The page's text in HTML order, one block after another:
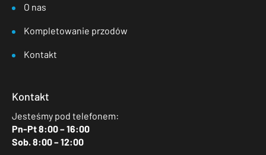
O nas
Kompletowanie przodów
Kontakt
Kontakt
Jesteśmy pod telefonem:
Pn-Pt 8:00 – 16:00
Sob. 8:00 – 12:00